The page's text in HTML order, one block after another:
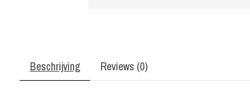
Beschrijving Reviews (0)